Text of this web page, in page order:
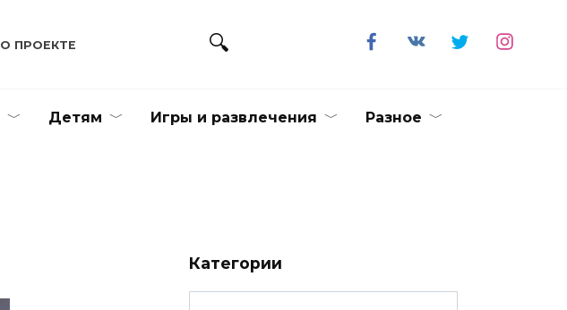
О ПРОЕКТЕ
Детям Игры и развлечения Разное
Категории